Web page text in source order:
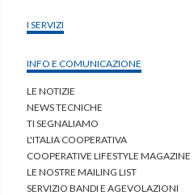
I SERVIZI
INFO E COMUNICAZIONE
LE NOTIZIE
NEWS TECNICHE
TI SEGNALIAMO
L'ITALIA COOPERATIVA
COOPERATIVE LIFESTYLE MAGAZINE
LE NOSTRE MAILING LIST
SERVIZIO BANDI E AGEVOLAZIONI